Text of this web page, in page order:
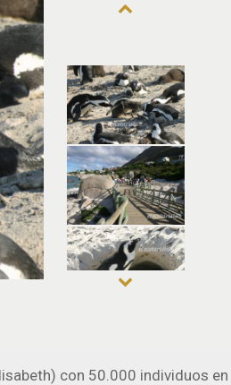
con 50.000 individuos en